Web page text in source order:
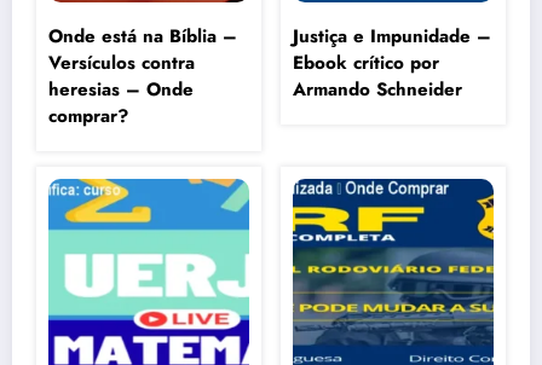
Onde está na Bíblia –
Versículos contra
heresias – Onde
comprar?
Justiça e Impunidade –
Ebook crítico por
Armando Schneider